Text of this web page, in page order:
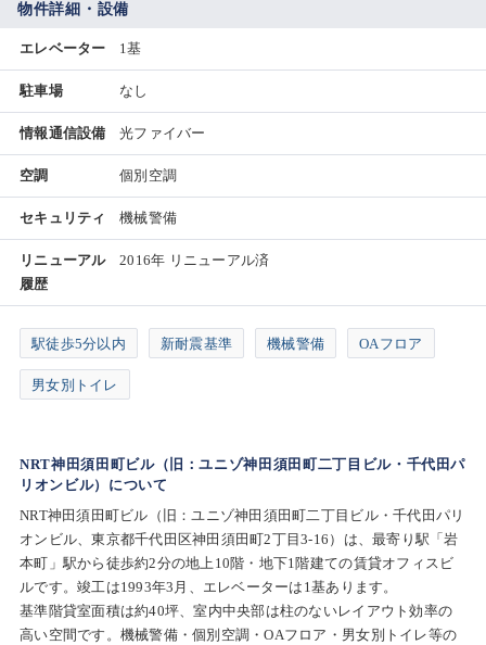
物件詳細・設備
エレベーター 1基
駐車場 なし
情報通信設備 光ファイバー
空調 個別空調
セキュリティ 機械警備
リニューアル
履歴
2016年 リニューアル済
駅徒歩5分以内 新耐震基準 機械警備 OAフロア
男女別トイレ
NRT神田須田町ビル（旧：ユニゾ神田須田町二丁目ビル・千代田パ
リオンビル）について
NRT神田須田町ビル（旧：ユニゾ神田須田町二丁目ビル・千代田パリ
オンビル、東京都千代田区神田須田町2丁目3-16）は、最寄り駅「岩
本町」駅から徒歩約2分の地上10階・地下1階建ての賃貸オフィスビ
ルです。竣工は1993年3月、エレベーターは1基あります。
基準階貸室面積は約40坪、室内中央部は柱のないレイアウト効率の
高い空間です。機械警備・個別空調・OAフロア・男女別トイレ等の